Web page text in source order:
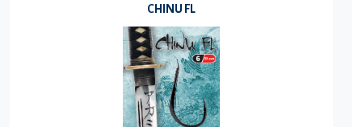
CHINU FL